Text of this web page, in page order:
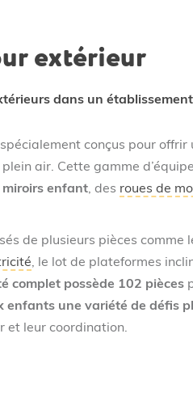
extérieur
dans un
conçus pour offrir
air. Cette gamme
miroirs enfant, des roues de
de plusieurs pièces comme
, le lot de plateformes
complet possède 102 pièces
enfants une variété de défis
et leur coordination.